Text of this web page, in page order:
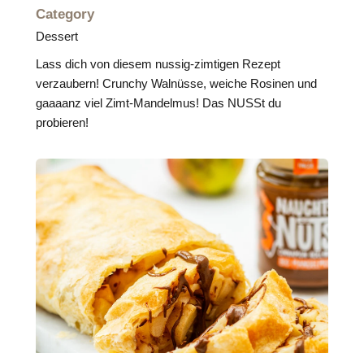
Category
Dessert
Lass dich von diesem nussig-zimtigen Rezept
verzaubern! Crunchy Walnüsse, weiche Rosinen und
gaaaanz viel Zimt-Mandelmus! Das NUSSt du
probieren!